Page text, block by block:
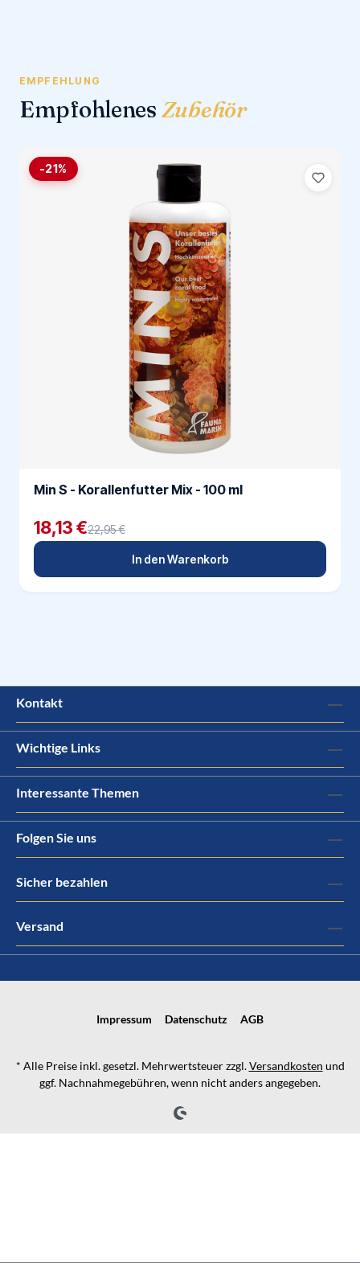
EMPFEHLUNG
Empfohlenes Zubehör
-21%
Min S - Korallenfutter Mix - 100 ml
18,13 €22,95 €
In den Warenkorb
Kontakt
Wichtige Links
Interessante Themen
Folgen Sie uns
Sicher bezahlen
Versand
Impressum Datenschutz AGB
* Alle Preise inkl. gesetzl. Mehrwertsteuer zzgl.Versandkosten und
ggf. Nachnahmegebühren, wenn nicht anders angegeben.